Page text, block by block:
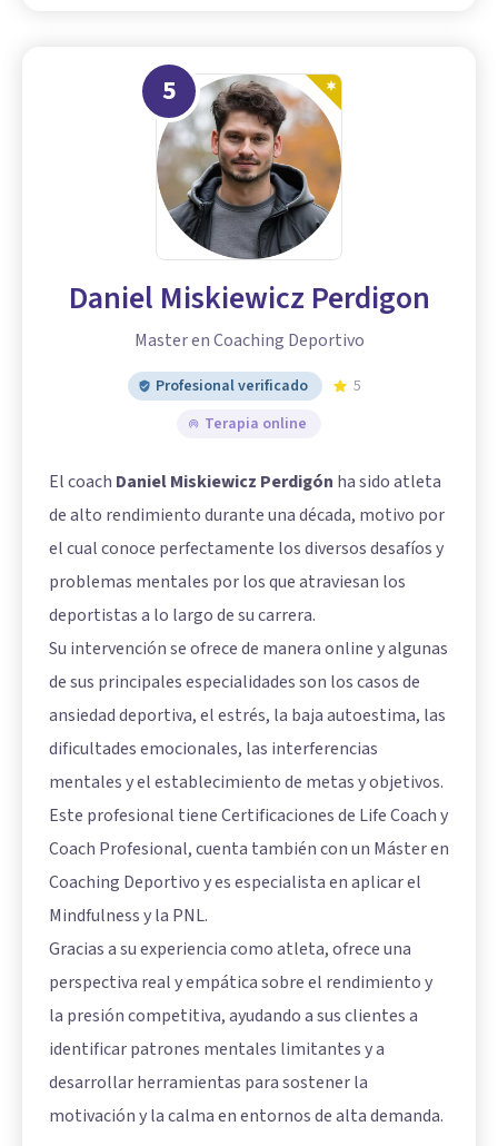
5
Daniel Miskiewicz Perdigon
Master en Coaching Deportivo
Profesional verificado
5
Terapia online
El coach Daniel Miskiewicz Perdigón ha sido atleta
de alto rendimiento durante una década, motivo por
el cual conoce perfectamente los diversos desafíos y
problemas mentales por los que atraviesan los
deportistas a lo largo de su carrera.
Su intervención se ofrece de manera online y algunas
de sus principales especialidades son los casos de
ansiedad deportiva, el estrés, la baja autoestima, las
dificultades emocionales, las interferencias
mentales y el establecimiento de metas y objetivos.
Este profesional tiene Certificaciones de Life Coach y
Coach Profesional, cuenta también con un Máster en
Coaching Deportivo y es especialista en aplicar el
Mindfulness y la PNL.
Gracias a su experiencia como atleta, ofrece una
perspectiva real y empática sobre el rendimiento y
la presión competitiva, ayudando a sus clientes a
identificar patrones mentales limitantes y a
desarrollar herramientas para sostener la
motivación y la calma en entornos de alta demanda.